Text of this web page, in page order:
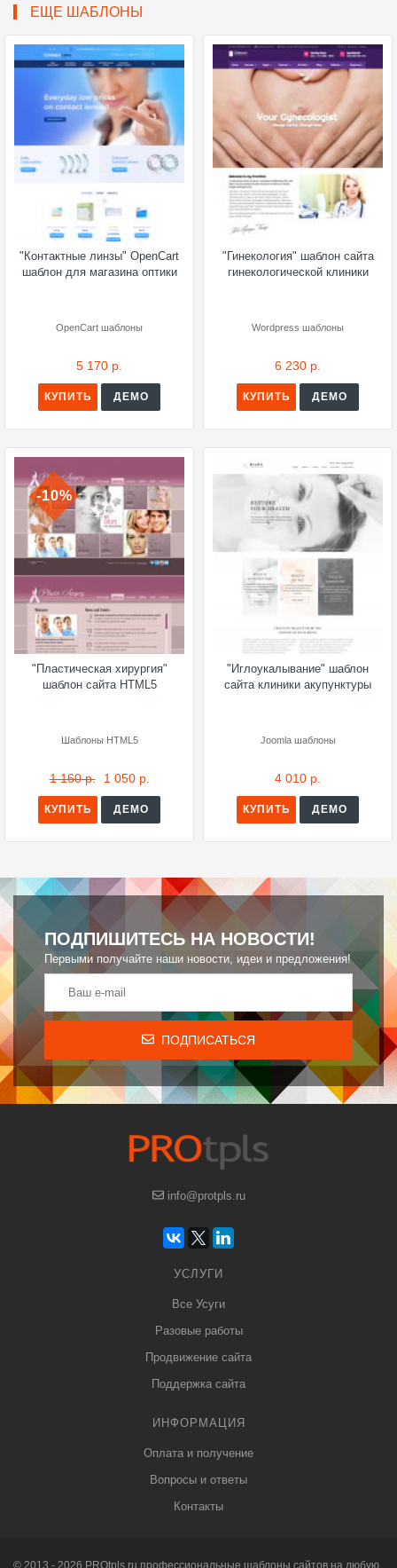
ЕЩЕ ШАБЛОНЫ
"Контактные линзы" OpenCart
шаблон для магазина оптики
OpenCart шаблоны
5 170 р.
КУПИТЬ ДЕМО
"Гинекология" шаблон сайта
гинекологической клиники
Wordpress шаблоны
6 230 р.
КУПИТЬ ДЕМО
-10%
"Пластическая хирургия"
шаблон сайта HTML5
Шаблоны HTML5
1 160 р. 1 050 р.
КУПИТЬ ДЕМО
"Иглоукалывание" шаблон
сайта клиники акупунктуры
Joomla шаблоны
4 010 р.
КУПИТЬ ДЕМО
ПОДПИШИТЕСЬ НА НОВОСТИ!
Первыми получайте наши новости, идеи и предложения!
ПОДПИСАТЬСЯ
info@protpls.ru
УСЛУГИ
Все Усуги
Разовые работы
Продвижение сайта
Поддержка сайта
ИНФОРМАЦИЯ
Оплата и получение
Вопросы и ответы
Контакты
© 2013 - 2026 PROtpls.ru профессиональные шаблоны сайтов на любую